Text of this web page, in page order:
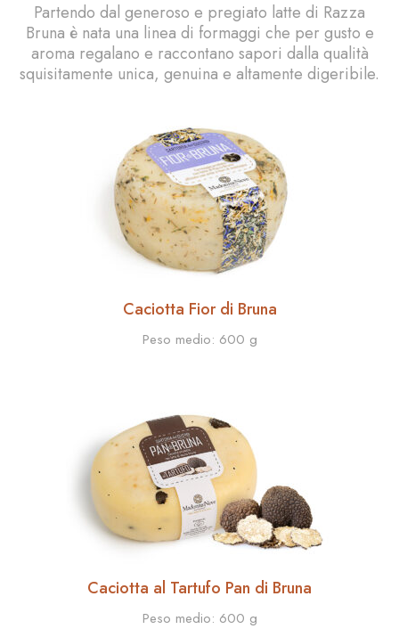
Partendo dal generoso e pregiato latte di Razza
Bruna è nata una linea di formaggi che per gusto e
aroma regalano e raccontano sapori dalla qualità
squisitamente unica, genuina e altamente digeribile.
Caciotta Fior di Bruna
Peso medio: 600 g
Caciotta al Tartufo Pan di Bruna
Peso medio: 600 g